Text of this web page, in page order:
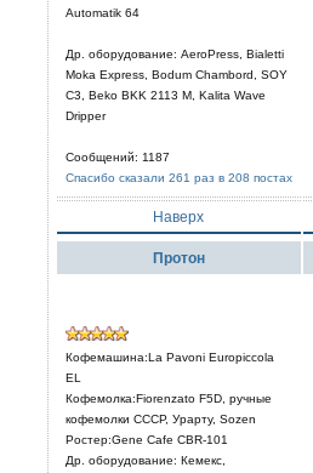
Automatik 64
Др. оборудование: AeroPress, Bialetti
Moka Express, Bodum Chambord, SOY
C3, Beko BKK 2113 M, Kalita Wave
Dripper
Сообщений: 1187
Спасибо сказали 261 раз в 208 постах
Наверх
Протон
Кофемашина:La Pavoni Europiccola
EL
Кофемолка:Fiorenzato F5D, ручные
кофемолки СССР, Урарту, Sozen
Ростер:Gene Cafe CBR-101
Др. оборудование: Кемекс,